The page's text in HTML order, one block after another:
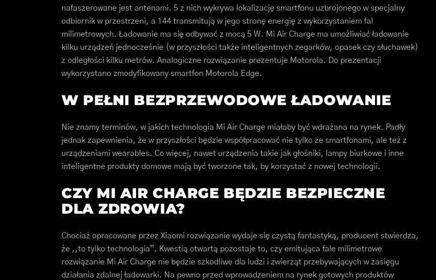
nafaszerowane jest antenami. 5 z nich wykrywa lokalizację smartfonu uzbrojonego w specjalny
odbiornik w przestrzeni, a 144 transmitują w jego stronę energię z wykorzystaniem fal
milimetrowych. Ładowanie ma się odbywać z mocą 5 W. Mi Air Charge ma umożliwiać ładowanie
kilku urządzeń jednocześnie (w przyszłości także inteligentnych zegarków, opasek czy słuchawek)
z odległości kilku metrów. Analogiczne rozwiązanie prezentuje Motorola. Do prezentacji
wykorzystano zmodyfikowany smartfon Motorola Edge.
W PEŁNI BEZPRZEWODOWE ŁADOWANIE
Nie znamy terminów, w jakich technologia Mi Air Charge miałaby być wdrażana na rynek. Padły
jednak zapewnienia, że w przyszłości będzie współpracować nie tylko ze smartfonami, ale też z
urządzeniami wearables. Co więcej, nawet urządzenia takie jak głośniki, lampy biurkowe i inne
inteligentne produkty domowe mają być tworzone tak, by korzystać z nowej technologii.
CZY MI AIR CHARGE BĘDZIE BEZPIECZNE
DLA ZDROWIA?
Chociaż opracowane przez Xiaomi rozwiązanie wydaje się czystą fantastyką, producent stwierdza,
że ,,to tylko technologia”. Kwestią otwartą pozostaje to, czy emitująca fale milimetrowe
rozwiązanie Mi Air Charge nie będzie szkodliwe dla ludzi i zwierząt przebywających w zasięgu
działania zdalnej ładowarki. Na pewno przed wprowadzeniem na rynek gotowych produktów